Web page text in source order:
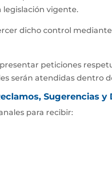
legislación vigente.
dicho control
peticiones
serán atendidas dentro
Sugerencias y
para recibir: